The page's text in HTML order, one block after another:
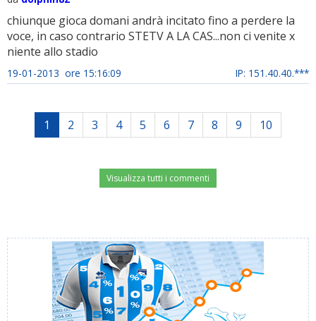
chiunque gioca domani andrà incitato fino a perdere la
voce, in caso contrario STETV A LA CAS...non ci venite x
niente allo stadio
19-01-2013 ore 15:16:09 IP: 151.40.40.***
1 2 3 4 5 6 7 8 9 10
Visualizza tutti i commenti